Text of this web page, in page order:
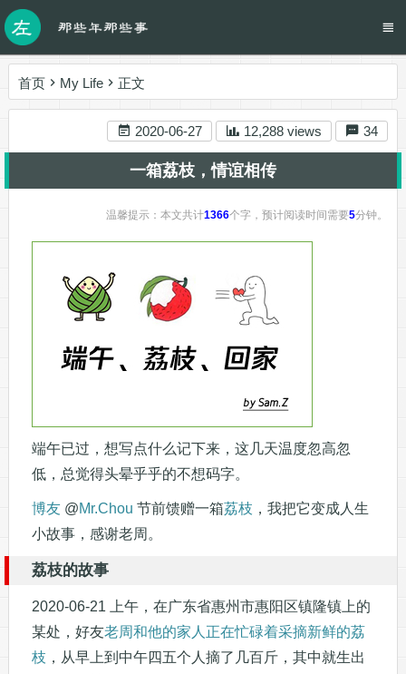
首页 My Life 正文
2020-06-27 12,288 views 34
一箱荔枝，情谊相传
温馨提示：本文共计1366个字，预计阅读时间需要5分钟。
端午已过，想写点什么记下来，这几天温度忽高忽
低，总觉得头晕乎乎的不想码字。
博友@Mr.Chou 节前馈赠一箱荔枝 ，我把它变成人生
小故事，感谢老周。
荔枝的故事
2020-06-21 上午，在广东省惠州市惠阳区镇隆镇上的
某处，好友老周和他的家人正在忙碌着采摘新鲜的荔
枝 ，从早上到中午四五个人摘了几百斤，其中就生出